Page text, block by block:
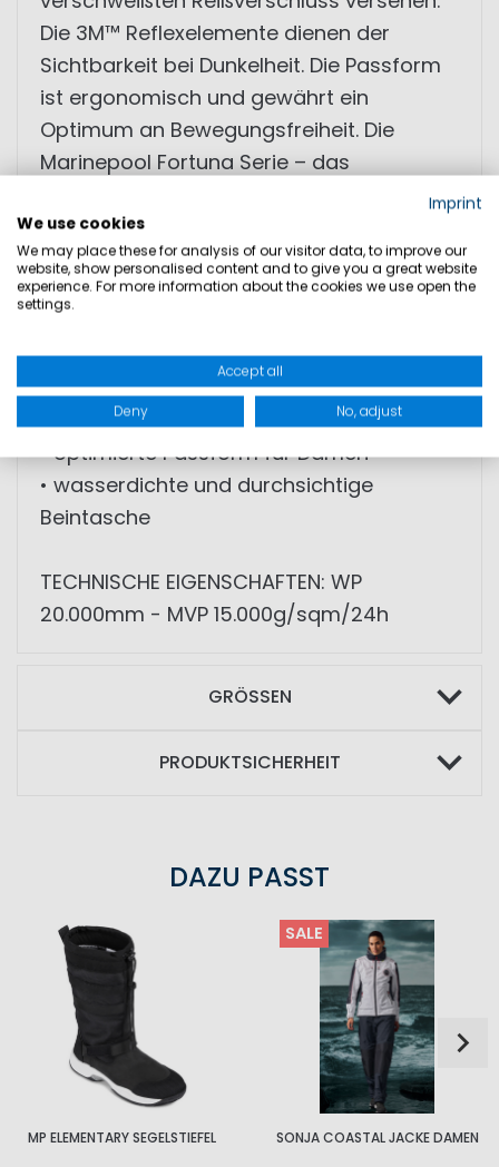
Die 3M™ Reflexelemente dienen der
Sichtbarkeit bei Dunkelheit. Die Passform
ist ergonomisch und gewährt ein
Optimum an Bewegungsfreiheit. Die
Marinepool Fortuna Serie – das
und Freizeitsegler!
• hochwertiges 3+1-Lagen Material
atmungsaktiv
• 3M™ Reflektoren und verstellbare
Bündchen
• optimierte Passform für Damen
• wasserdichte und durchsichtige
Beintasche
TECHNISCHE EIGENSCHAFTEN: WP
20.000mm - MVP 15.000g/sqm/24h
GRÖSSEN
PRODUKTSICHERHEIT
DAZU PASST
MP ELEMENTARY SEGELSTIEFEL
SALE
SONJA COASTAL JACKE DAMEN
Imprint
We use cookies
We may place these for analysis of our visitor data, to improve our
website, show personalised content and to give you a great website
experience. For more information about the cookies we use open the
settings.
Accept all
Deny No, adjust